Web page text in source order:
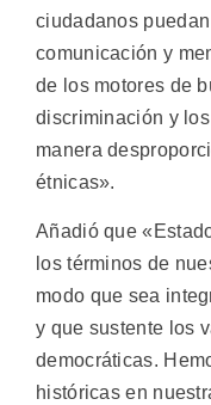
ciudadanos
comunicación y
de los motores de
discriminación y
manera
étnicas».
Añadió que
los términos de
modo que sea
y que sustente los
democráticas.
históricas en